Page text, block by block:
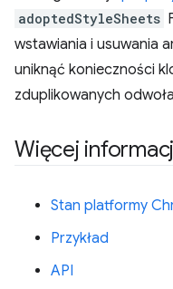
adoptedStyleSheets
wstawiania i usuwania
uniknąć konieczności
zduplikowanych
Więcej
Stan platformy
Przykład
API